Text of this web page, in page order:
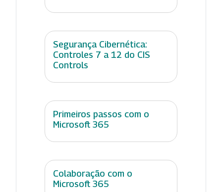
Segurança Cibernética:
Controles 7 a 12 do CIS
Controls
Primeiros passos com o
Microsoft 365
Colaboração com o
Microsoft 365